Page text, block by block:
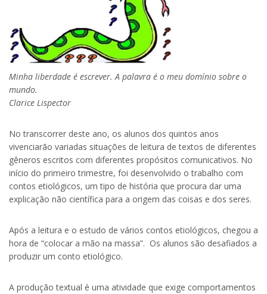
Minha liberdade é escrever. A palavra é o meu domínio sobre o
mundo.
Clarice Lispector
No transcorrer deste ano, os alunos dos quintos anos
vivenciarão variadas situações de leitura de textos de diferentes
gêneros escritos com diferentes propósitos comunicativos. No
início do primeiro trimestre, foi desenvolvido o trabalho com
contos etiológicos, um tipo de história que procura dar uma
explicação não científica para a origem das coisas e dos seres.
Após a leitura e o estudo de vários contos etiológicos, chegou a
hora de “colocar a mão na massa”. Os alunos são desafiados a
produzir um conto etiológico.
A produção textual é uma atividade que exige comportamentos